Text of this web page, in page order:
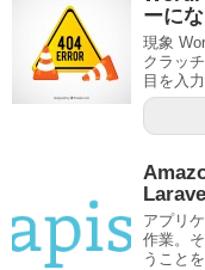
ーに
現象
クラッ
目を入
アプリ
作業。
うこと